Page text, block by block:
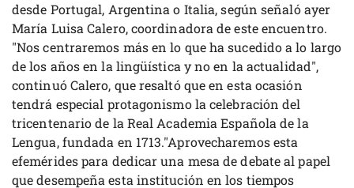
desde Portugal, Argentina o Italia, según señaló ayer
María Luisa Calero, coordinadora de este encuentro.
"Nos centraremos más en lo que ha sucedido a lo largo
de los años en la lingüística y no en la actualidad",
continuó Calero, que resaltó que en esta ocasión
tendrá especial protagonismo la celebración del
tricentenario de la Real Academia Española de la
Lengua, fundada en 1713."Aprovecharemos esta
efemérides para dedicar una mesa de debate al papel
que desempeña esta institución en los tiempos